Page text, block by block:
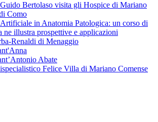
Guido Bertolaso visita gli Hospice di Mariano
Como
in Anatomia Patologica: un corso di
ne illustra prospettive e applicazioni
Renaldi di Menaggio
Abate
Felice Villa di Mariano Comense